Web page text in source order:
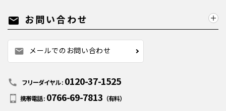
mail お問い合わせ
mail メールでのお問い合わせ
call フリーダイヤル : 0120-37-1525
携帯電話 : 0766-69-7813 （有料）